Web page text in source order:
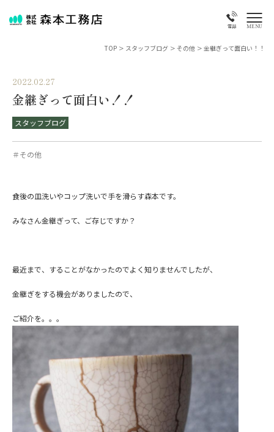
電話 MENU
TOP > スタッフブログ > その他 > 金継ぎって面白い！！
2022.02.27
金継ぎって面白い！！
スタッフブログ
＃その他
食後の皿洗いやコップ洗いで手を滑らす森本です。
みなさん金継ぎって、ご存じですか？
最近まで、することがなかったのでよく知りませんでしたが、
金継ぎをする機会がありましたので、
ご紹介を。。。